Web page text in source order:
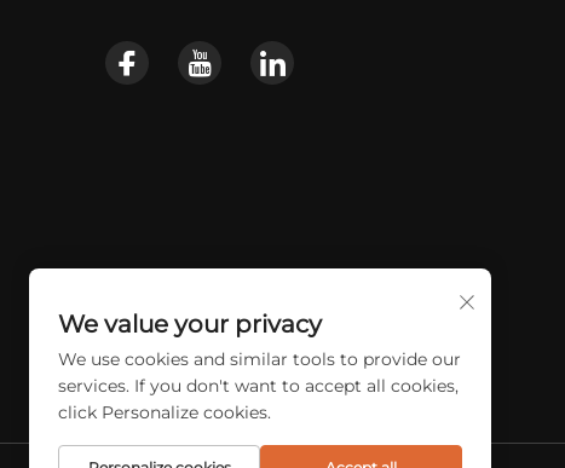
We value your privacy
We use cookies and similar tools to provide our
services. If you don't want to accept all cookies,
click Personalize cookies.